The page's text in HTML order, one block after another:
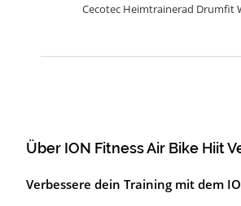
Cecotec Heimtrainerad Drumfit
Über ION Fitness Air Bike Hiit
Verbessere dein Training mit dem